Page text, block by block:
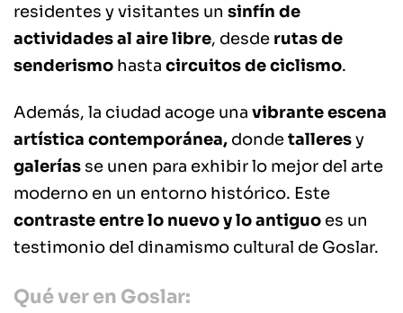
residentes y visitantes un sinfín de
actividades al aire libre, desde rutas de
senderismo hasta circuitos de ciclismo.
Además, la ciudad acoge una vibrante escena
artística contemporánea, dondetalleresy
galerías se unen para exhibir lo mejor del arte
moderno en un entorno histórico. Este
contraste entre lo nuevo y lo antiguo es un
testimonio del dinamismo cultural de Goslar.
Qué ver en Goslar: